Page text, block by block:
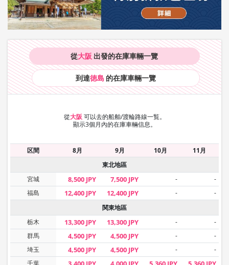
從大阪 出發的在庫車輛一覽
到達徳島 的在庫車輛一覽
從大阪 可以去的船舶/渡輪路線一覧。
顯示3個月內的在庫車輛信息。
区間 8月 9月 10月
11月
東北地區
宮城
8,500 JPY 7,500 JPY -
-
福島
12,400 JPY 12,400 JPY -
-
関東地區
栃木
13,300 JPY 13,300 JPY -
-
群馬
4,500 JPY 4,500 JPY -
-
埼玉
4,500 JPY 4,500 JPY -
-
千葉